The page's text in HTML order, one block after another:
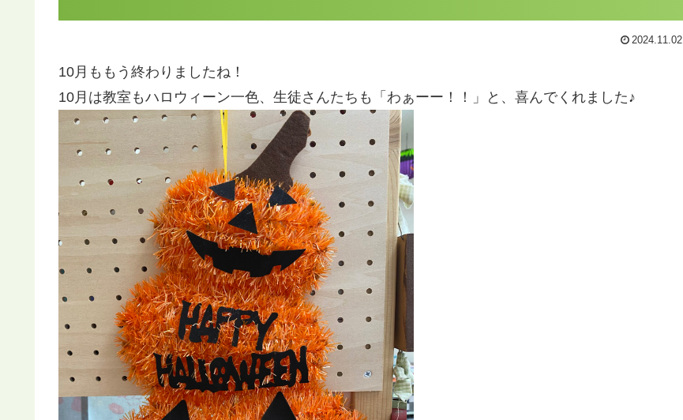
2024.11.02
10月ももう終わりましたね！
10月は教室もハロウィーン一色、生徒さんたちも「わぁーー！！」と、喜んでくれました♪